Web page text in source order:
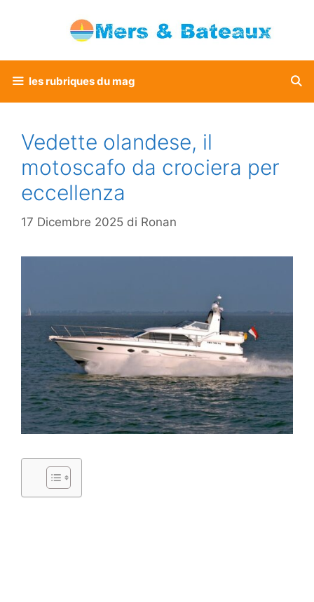
les rubriques du mag
Vedette olandese, il
motoscafo da crociera per
eccellenza
17 Dicembre 2025 di Ronan